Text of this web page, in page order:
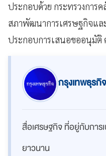
ประกอบด้วย กระทรวงการ
สภาพัฒนาการเศรษฐกิจแล
ประกอบการเสนอขออนุมัติ
กรุงเทพธุรกิจ
สื่อเศรษฐกิจ ที่อยู่กับการ
ยาวนาน